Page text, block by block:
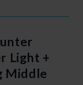
Light +
Middle